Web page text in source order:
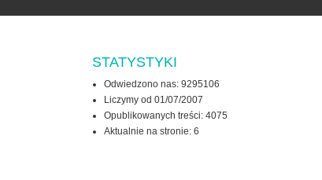
STATYSTYKI
Odwiedzono nas: 9295106
Liczymy od 01/07/2007
Opublikowanych treści: 4075
Aktualnie na stronie: 6